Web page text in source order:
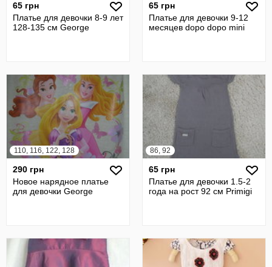
65 грн
Платье для девочки 8-9 лет
128-135 см George
65 грн
Платье для девочки 9-12
месяцев dopo dopo mini
110, 116, 122, 128
290 грн
Новое нарядное платье
для девочки George
86, 92
65 грн
Платье для девочки 1.5-2
года на рост 92 см Primigi